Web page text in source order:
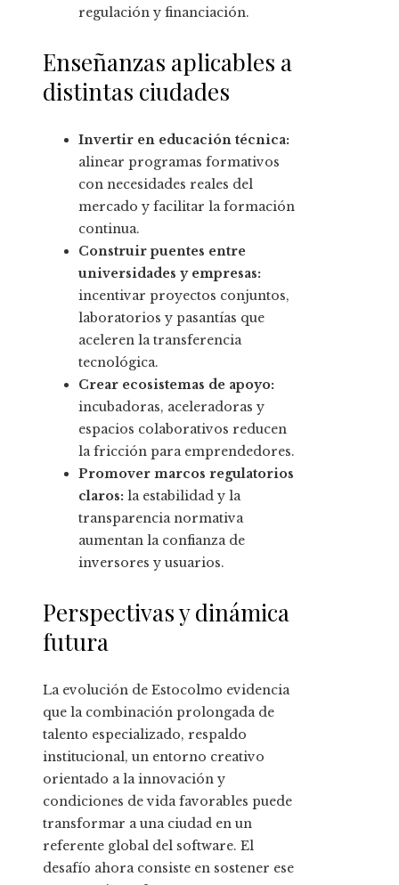
regulación y financiación.
Enseñanzas aplicables a
distintas ciudades
Invertir en educación técnica:
alinear programas formativos
con necesidades reales del
mercado y facilitar la formación
continua.
Construir puentes entre
universidades y empresas:
incentivar proyectos conjuntos,
laboratorios y pasantías que
aceleren la transferencia
tecnológica.
Crear ecosistemas de apoyo:
incubadoras, aceleradoras y
espacios colaborativos reducen
la fricción para emprendedores.
Promover marcos regulatorios
claros: la estabilidad y la
transparencia normativa
aumentan la confianza de
inversores y usuarios.
Perspectivas y dinámica
futura
La evolución de Estocolmo evidencia
que la combinación prolongada de
talento especializado, respaldo
institucional, un entorno creativo
orientado a la innovación y
condiciones de vida favorables puede
transformar a una ciudad en un
referente global del software. El
desafío ahora consiste en sostener ese